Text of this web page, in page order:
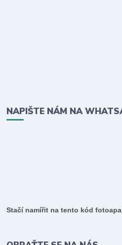
NAPIŠTE NÁM NA
Stačí namířit na tento kód